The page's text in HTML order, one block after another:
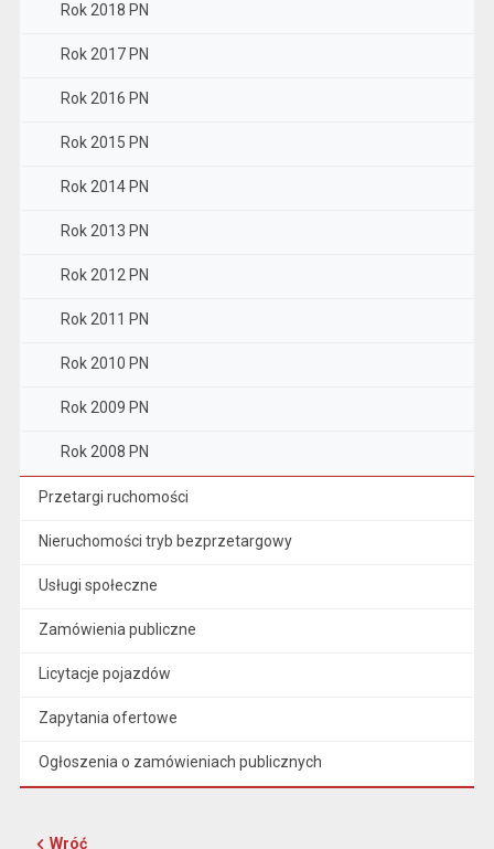
Rok 2018 PN
Rok 2017 PN
Rok 2016 PN
Rok 2015 PN
Rok 2014 PN
Rok 2013 PN
Rok 2012 PN
Rok 2011 PN
Rok 2010 PN
Rok 2009 PN
Rok 2008 PN
Przetargi ruchomości
Nieruchomości tryb bezprzetargowy
Usługi społeczne
Zamówienia publiczne
Licytacje pojazdów
Zapytania ofertowe
Ogłoszenia o zamówieniach publicznych
Wróć